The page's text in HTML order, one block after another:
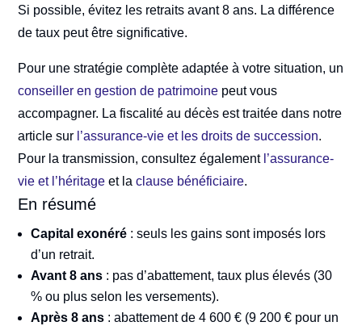
Si possible, évitez les retraits avant 8 ans. La différence
de taux peut être significative.
Pour une stratégie complète adaptée à votre situation, un
conseiller en gestion de patrimoine peut vous
accompagner. La fiscalité au décès est traitée dans notre
article sur l’assurance-vie et les droits de succession.
Pour la transmission, consultez également l’assurance-
vie et l’héritage et laclause bénéficiaire.
En résumé
Capital exonéré : seuls les gains sont imposés lors
d’un retrait.
Avant 8 ans : pas d’abattement, taux plus élevés (30
% ou plus selon les versements).
Après 8 ans : abattement de 4 600 € (9 200 € pour un